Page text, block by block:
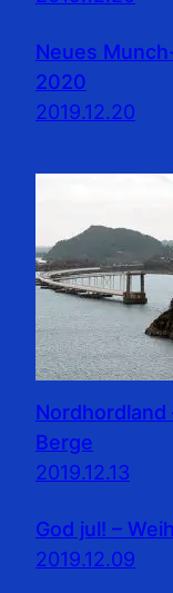
Neues
2020
2019.12.20
Nordhordland
Berge
2019.12.13
God jul! –
2019.12.09